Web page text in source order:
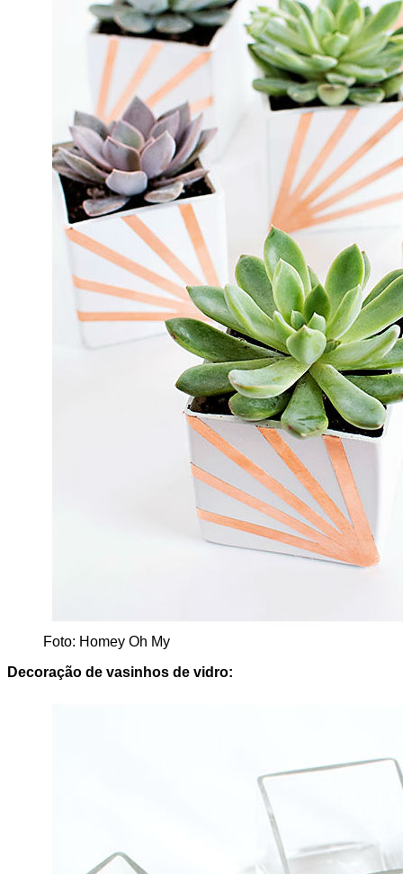
Foto: Homey Oh My
Decoração de vasinhos de vidro: